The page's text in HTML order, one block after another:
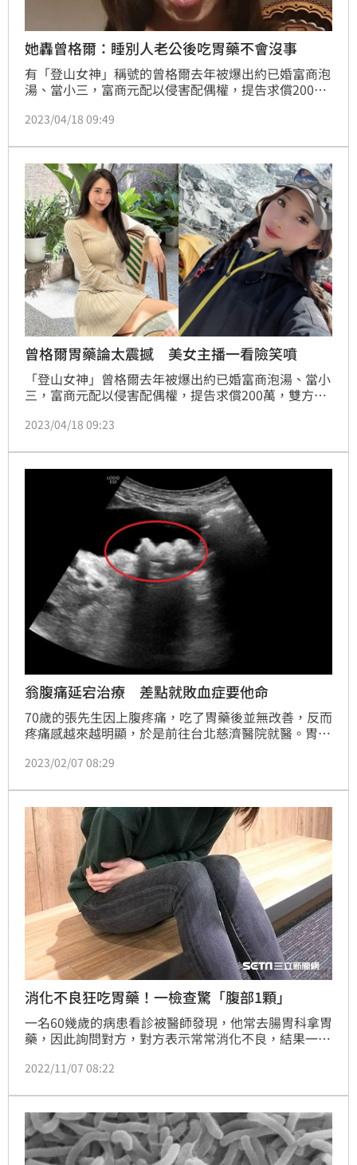
她轟曾格爾：睡別人老公後吃胃藥不會沒事
有「登山女神」稱號的曾格爾去年被爆出約已婚富商泡
湯、當小三，富商元配以侵害配偶權，提告求償200
記得買藥吃喔」，曾格爾解釋「我講的胃藥而已」，強
李怡貞今（18）天再開轟「睡別人老公後吃胃藥真的不
會沒事，不要亂教！」
2023/04/18 09:49
曾格爾胃藥論太震撼 美女主播一看險笑噴
「登山女神」曾格爾去年被爆出約已婚富商泡湯、當小
三，富商元配以侵害配偶權，提告求償200萬，雙方近
護，記得買藥吃喔」，曾格爾解釋「我講的胃藥而
則表示，自己看到「胃藥」這個答案太震撼，差點笑出
來。
2023/04/18 09:23
翁腹痛延宕治療 差點就敗血症要他命
70歲的張先生因上腹疼痛，吃了胃藥後並無改善，反而
疼痛感越來越明顯，於是前往台北慈濟醫院就醫。胃腸
膽結石且膽囊壁明顯增厚，診斷為「膽結石合併急性膽
險，遂先做「經皮穿肝膽汁引流術」，加上藥物控制症
狀後，兩個月後施行「微創膽囊切除術」，術後張先生
恢復良好，三天後平安出院。
2023/02/07 08:29
消化不良狂吃胃藥！一檢查驚「腹部1顆」
一名60幾歲的病患看診被醫師發現，他常去腸胃科拿胃
藥，因此詢問對方，對方表示常常消化不良，結果一檢
2022/11/07 08:22